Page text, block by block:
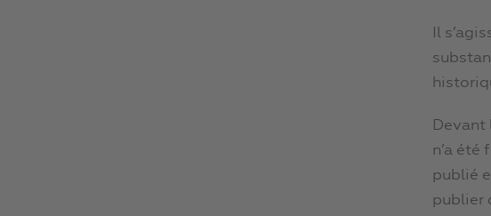
Il
Devant
n’a été
publié
publier